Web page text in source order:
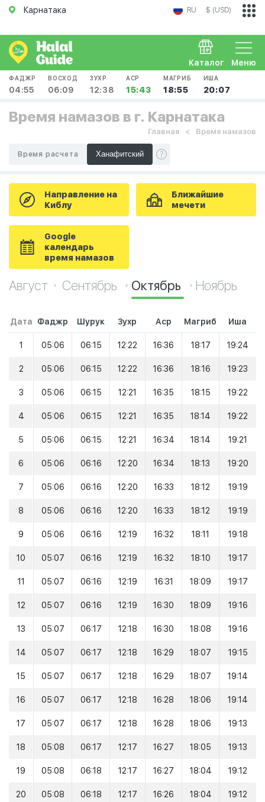
Карнатака RU $ (USD)
Меню
Каталог
ФАДЖР
04:55
ВОСХОД
06:09
ЗУХР
12:38
АСР
15:43
МАГРИБ
18:55
ИША
20:07
Время намазов в г. Карнатака
Главная Время намазов
Время расчета
Направление на
Киблу
Ближайшие
мечети
Google
календарь
время намазов
Август Сентябрь Октябрь Ноябрь
Дата Фаджр Шурук Зухр Аср Магриб Иша
1 05:06 06:15 12:22 16:36 18:17 19:24
2 05:06 06:15 12:22 16:36 18:16 19:23
3 05:06 06:15 12:21 16:35 18:15 19:22
4 05:06 06:15 12:21 16:35 18:14 19:22
5 05:06 06:15 12:21 16:34 18:14 19:21
6 05:06 06:16 12:20 16:34 18:13 19:20
7 05:06 06:16 12:20 16:33 18:12 19:19
8 05:06 06:16 12:20 16:33 18:12 19:19
9 05:06 06:16 12:19 16:32 18:11 19:18
10 05:07 06:16 12:19 16:32 18:10 19:17
11 05:07 06:16 12:19 16:31 18:09 19:17
12 05:07 06:16 12:19 16:30 18:09 19:16
13 05:07 06:17 12:18 16:30 18:08 19:16
14 05:07 06:17 12:18 16:29 18:07 19:15
15 05:07 06:17 12:18 16:29 18:07 19:14
16 05:07 06:17 12:18 16:28 18:06 19:14
17 05:07 06:17 12:18 16:28 18:06 19:13
18 05:08 06:17 12:17 16:27 18:05 19:13
19 05:08 06:18 12:17 16:27 18:04 19:12
20 05:08 06:18 12:17 16:26 18:04 19:12